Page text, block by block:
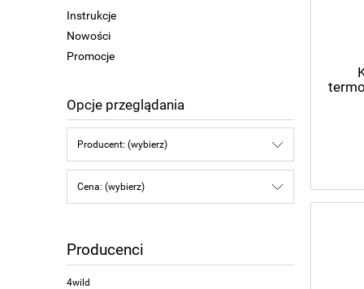
Instrukcje
Nowości
Promocje
Opcje przeglądania
Producent: (wybierz)
Cena: (wybierz)
Producenci
4wild